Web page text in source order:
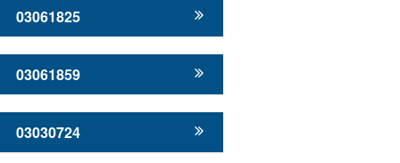
03061825
03061859
03030724